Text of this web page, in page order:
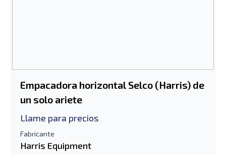
Empacadora horizontal Selco (Harris) de
un solo ariete
Llame para precios
Fabricante
Harris Equipment